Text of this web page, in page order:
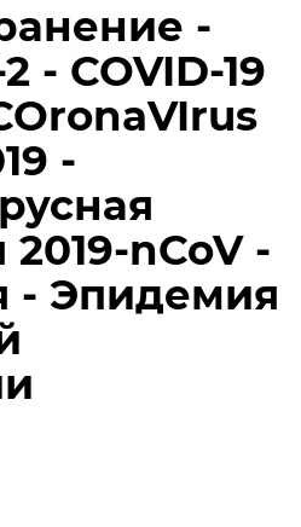
-
- COVID-19
-
nCoV -
- Эпидемия